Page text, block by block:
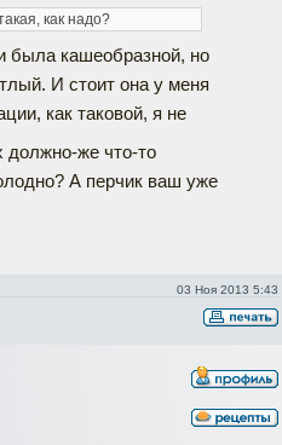
как надо?
была кашеобразной, но
И стоит она у меня
как таковой, я не
должно-же что-то
А перчик ваш уже
03 Ноя 2013 5:43